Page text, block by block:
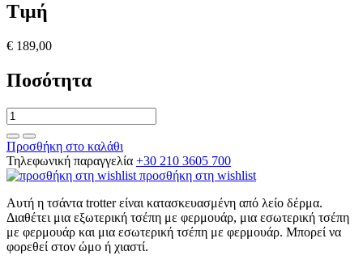
Τιμή
€ 189,00
Ποσότητα
Προσθήκη στο καλάθι
Τηλεφωνική παραγγελία +30 210 3605 700
προσθήκη στη wishlist
Αυτή η τσάντα trotter είναι κατασκευασμένη από λείο δέρμα.
Διαθέτει μια εξωτερική τσέπη με φερμουάρ, μια εσωτερική τσέπη
με φερμουάρ και μια εσωτερική τσέπη με φερμουάρ. Μπορεί να
φορεθεί στον ώμο ή χιαστί.